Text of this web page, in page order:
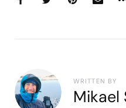
WRITTEN BY
Mikael